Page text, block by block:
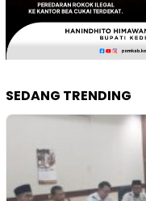
SEDANG TRENDING